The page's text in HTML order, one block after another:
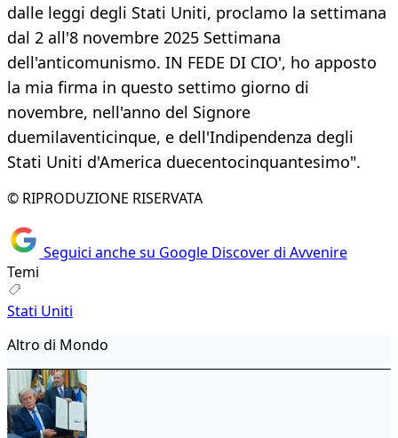
dalle leggi degli Stati Uniti, proclamo la settimana
dal 2 all'8 novembre 2025 Settimana
dell'anticomunismo. IN FEDE DI CIO', ho apposto
la mia firma in questo settimo giorno di
novembre, nell'anno del Signore
duemilaventicinque, e dell'Indipendenza degli
Stati Uniti d'America duecentocinquantesimo".
© RIPRODUZIONE RISERVATA
Seguici anche su Google Discover di Avvenire
Temi
Stati Uniti
Altro di Mondo